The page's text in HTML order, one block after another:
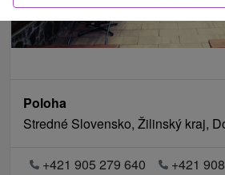
Poloha
Stredné Slovensko, Žilinský kraj,
+421 905 279 640
+421